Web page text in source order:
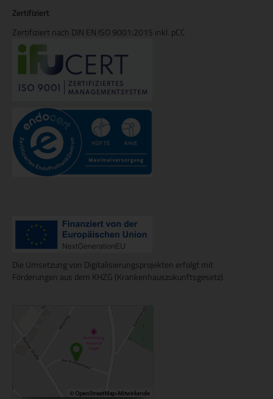
Zertifiziert
Zertifiziert nach DIN EN ISO 9001:2015 inkl. pCC
Die Umsetzung von Digitalisierungsprojekten erfolgt mit
Förderungen aus dem KHZG (Krankenhauszukunftsgesetz).